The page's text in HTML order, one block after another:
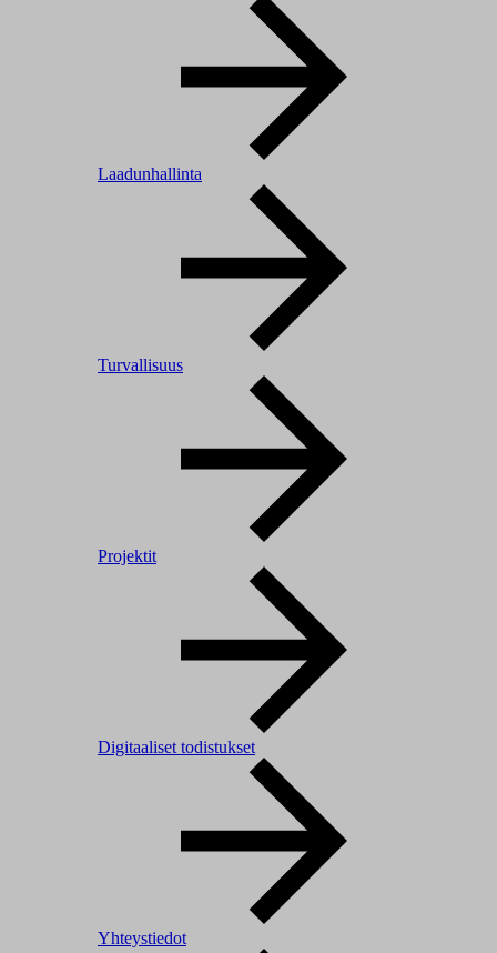
Laadunhallinta
Turvallisuus
Projektit
Digitaaliset todistukset
Yhteystiedot